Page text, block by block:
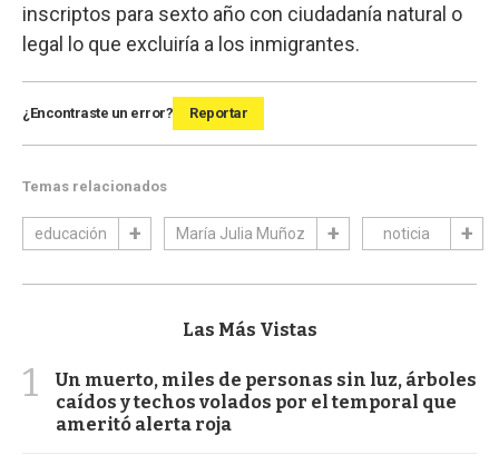
inscriptos para sexto año con ciudadanía natural o
legal lo que excluiría a los inmigrantes.
¿Encontraste un error? Reportar
Temas relacionados
educación María Julia Muñoz noticia
Las Más Vistas
1
Un muerto, miles de personas sin luz, árboles
caídos y techos volados por el temporal que
ameritó alerta roja